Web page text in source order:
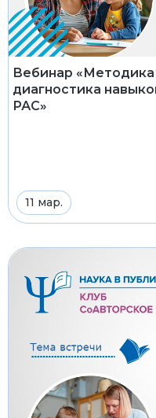
Вебинар
диагностика
РАС»
11 мар.